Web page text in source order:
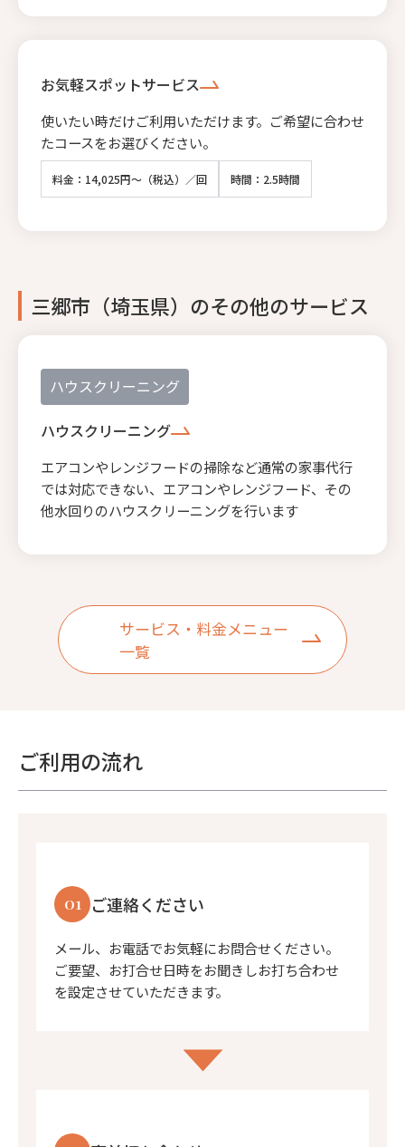
お気軽スポットサービス
使いたい時だけご利用いただけます。ご希望に合わせ
たコースをお選びください。
料金：14,025円～（税込）／回 時間：2.5時間
三郷市（埼玉県）のその他のサービス
ハウスクリーニング
ハウスクリーニング
エアコンやレンジフードの掃除など通常の家事代行
では対応できない、エアコンやレンジフード、その
他水回りのハウスクリーニングを行います
サービス・料金メニュー
一覧
ご利用の流れ
01 ご連絡ください
メール、お電話でお気軽にお問合せください。
ご要望、お打合せ日時をお聞きしお打ち合わせ
を設定させていただきます。